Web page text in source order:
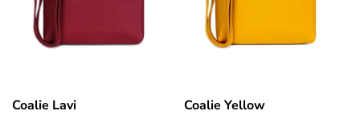
Coalie Lavi Coalie Yellow